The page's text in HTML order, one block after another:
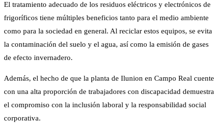
El tratamiento adecuado de los residuos eléctricos y electrónicos de
frigoríficos tiene múltiples beneficios tanto para el medio ambiente
como para la sociedad en general. Al reciclar estos equipos, se evita
la contaminación del suelo y el agua, así como la emisión de gases
de efecto invernadero.
Además, el hecho de que la planta de Ilunion en Campo Real cuente
con una alta proporción de trabajadores con discapacidad demuestra
el compromiso con la inclusión laboral y la responsabilidad social
corporativa.